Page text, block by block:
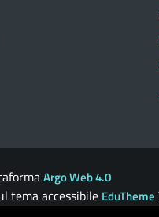
Argo Web 4.0
tema accessibile EduTheme